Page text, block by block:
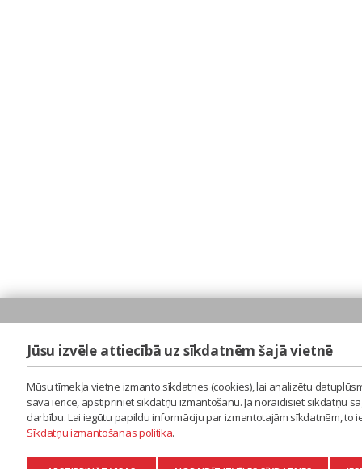
Jūsu izvēle attiecībā uz sīkdatnēm šajā vietnē
Mūsu tīmekļa vietne izmanto sīkdatnes (cookies), lai analizētu
savā ierīcē, apstipriniet sīkdatņu izmantošanu. Ja noraidīsiet sīkdatņu
darbību. Lai iegūtu papildu informāciju par izmantotajām sīkdatnēm,
Sīkdatņu izmantošanas politika.